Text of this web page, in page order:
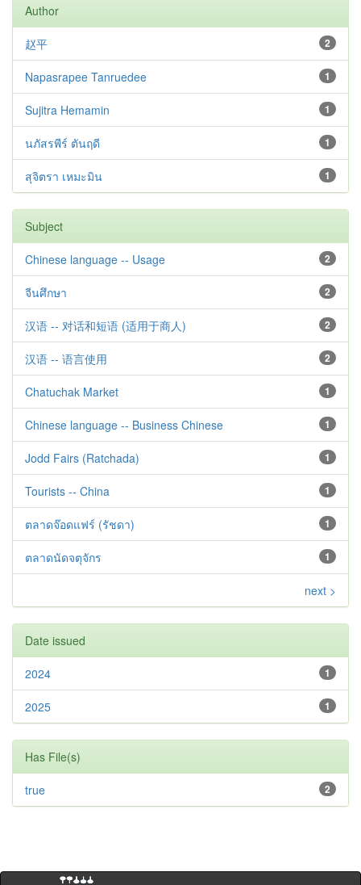
Author
2
赵平
1
Napasrapee Tanruedee
1
Sujitra Hemamin
1
นภัสรพีร์ ตันฤดี
1
สุจิตรา เหมะมิน
Subject
2
Chinese language -- Usage
2
จีนศึกษา
2
汉语 -- 对话和短语 (适用于商人)
2
汉语 -- 语言使用
1
Chatuchak Market
1
Chinese language -- Business Chinese
1
Jodd Fairs (Ratchada)
1
Tourists -- China
1
ตลาดจ๊อดแฟร์ (รัชดา)
1
ตลาดนัดจตุจักร
next >
Date issued
1
2024
1
2025
Has File(s)
2
true